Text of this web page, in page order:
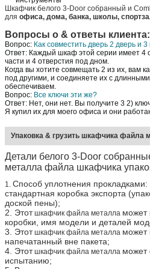
Шкафчик белого 3-Door собранный и
для офиса, дома, банка, школы,
Вопросы о & ответы клиента:
Вопрос: Как совместить дверь 2 дверь и 3
Ответ: Каждый шкаф этой серии имеет 4
части и 4 отверстия под дном.
Когда вы хотите совмещать 2 из их, вам
под другими, и соединяете их с
обеспечиваем.
Вопрос: Все ключи эти же?
Ответ: Нет, они нет. Вы получите 3 2)
Я купил их для моего офиса и они
Упаковка & грузить шкафчика файла
Детали белого 3-Door
металла файла шкафчика
1. Способ уплотнения прокладками:
стандартная коробка экспорта
доской пены);
2. Этотшкафчик файла металла может
коробки, имя модели и деталей
3. Этотшкафчик файла металла может
напечатанный вне пакета;
4. Этотшкафчик файла металла может
испытанию;